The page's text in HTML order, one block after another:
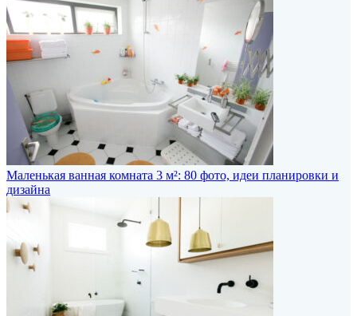
Маленькая ванная комната 3 м²: 80 фото, идеи планировки и
дизайна